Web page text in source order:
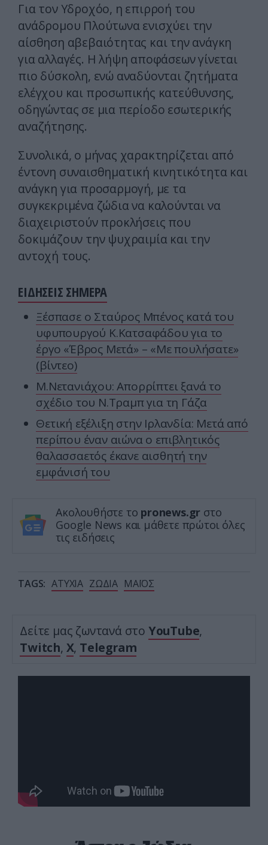
Για τον Υδροχόο, η επιρροή του
ανάδρομου Πλούτωνα ενισχύει την
αίσθηση αβεβαιότητας και την ανάγκη
για αλλαγές. Η λήψη αποφάσεων γίνεται
πιο δύσκολη, ενώ αναδύονται ζητήματα
ελέγχου και προσωπικής κατεύθυνσης,
οδηγώντας σε μια περίοδο εσωτερικής
αναζήτησης.
Συνολικά, ο μήνας χαρακτηρίζεται από
έντονη συναισθηματική κινητικότητα και
ανάγκη για προσαρμογή, με τα
συγκεκριμένα ζώδια να καλούνται να
διαχειριστούν προκλήσεις που
δοκιμάζουν την ψυχραιμία και την
αντοχή τους.
ΕΙΔΗΣΕΙΣ ΣΗΜΕΡΑ
Ξέσπασε ο Σταύρος Μπένος κατά του
υφυπουργού Κ.Κατσαφάδου για το
έργο «Έβρος Μετά» – «Με πουλήσατε»
(βίντεο)
Μ.Νετανιάχου: Απορρίπτει ξανά το
σχέδιο του Ν.Τραμπ για τη Γάζα
Θετική εξέλιξη στην Ιρλανδία: Μετά από
περίπου έναν αιώνα ο επιβλητικός
θαλασσαετός έκανε αισθητή την
εμφάνισή του
Ακολουθήστε το pronews.gr στο
Google News και μάθετε πρώτοι όλες
τις ειδήσεις
TAGS: ΑΤΥΧΙΑ ΖΩΔΙΑ ΜΑΪΟΣ
Δείτε μας ζωντανά στο YouTube,
Twitch, X, Telegram